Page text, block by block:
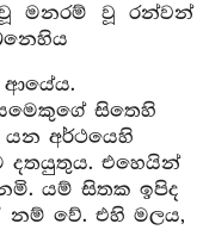
මනරම් වූ රන්වන්
සිතෙහි
යන අර්ථයෙහි
දතයුතුය. එහෙයින්
යම් සිතක ඉපිද
නම් වේ. එහි මලය,